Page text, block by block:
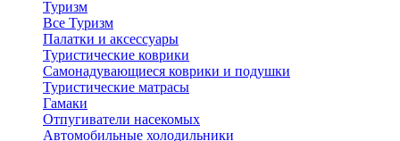
Туризм
Все Туризм
Палатки и аксессуары
Туристические коврики
Самонадувающиеся коврики и подушки
Туристические матрасы
Гамаки
Отпугиватели насекомых
Автомобильные холодильники